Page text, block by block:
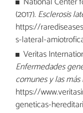
(2017). Esclerosis
https://
s-lateral-
Veritas
Enfermedades
comunes y las más
https://
geneticas-